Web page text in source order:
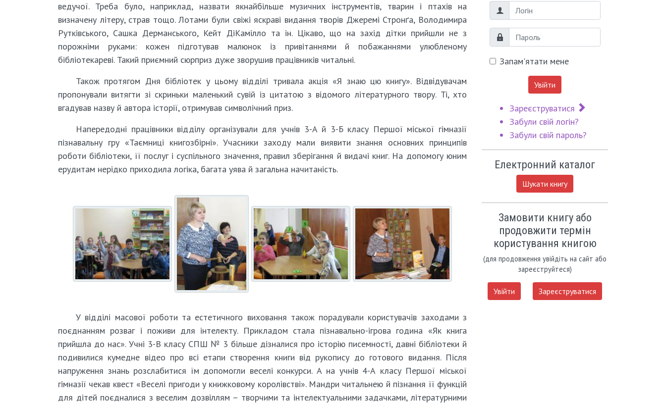
ведучої. Треба було, наприклад, назвати якнайбільше музичних інструментів, тварин і птахів на
визначену літеру, страв тощо. Лотами були свіжі яскраві видання творів Джеремі Стронґа, Володимира
Рутківського, Сашка Дерманського, Кейт ДіКамілло та ін. Цікаво, що на захід дітки прийшли не з
порожніми руками: кожен підготував малюнок із привітаннями й побажаннями улюбленому
бібліотекареві. Такий приємний сюрприз дуже зворушив працівників читальні.
Також протягом Дня бібліотек у цьому відділі тривала акція «Я знаю цю книгу». Відвідувачам
пропонували витягти зі скриньки маленький сувій із цитатою з відомого літературного твору. Ті, хто
вгадував назву й автора історії, отримував символічний приз.
Напередодні працівники відділу організували для учнів 3-А й 3-Б класу Першої міської гімназії
пізнавальну гру «Таємниці книгозбірні». Учасники заходу мали виявити знання основних принципів
роботи бібліотеки, її послуг і суспільного значення, правил зберігання й видачі книг. На допомогу юним
ерудитам нерідко приходила логіка, багата уява й загальна начитаність.
У відділі масової роботи та естетичного виховання також порадували користувачів заходами з
поєднанням розваг і поживи для інтелекту. Прикладом стала пізнавально-ігрова година «Як книга
прийшла до нас». Учні 3-В класу СПШ № 3 більше дізналися про історію писемності, давні бібліотеки й
подивилися кумедне відео про всі етапи створення книги від рукопису до готового видання. Після
напруження знань розслабитися їм допомогли веселі конкурси. А на учнів 4-А класу Першої міської
гімназії чекав квест «Веселі пригоди у книжковому королівстві». Мандри читальнею й пізнання її функцій
для дітей поєдналися з веселим дозвіллям – творчими та інтелектуальними задачками, літературними
Логін
Пароль
Запам'ятати мене
Увійти
Зареєструватися
Забули свій логін?
Забули свій пароль?
Електронний каталог
Шукати книгу
Замовити книгу або
продовжити термін
користування книгою
(для продовження увійдіть на сайт або
зареєструйтеся)
Увійти Зареєструватися